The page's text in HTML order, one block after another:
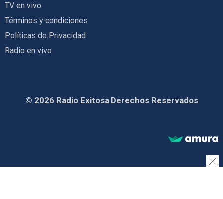
TV en vivo
Términos y condiciones
Políticas de Privacidad
Radio en vivo
© 2026 Radio Exitosa Derechos Reservados